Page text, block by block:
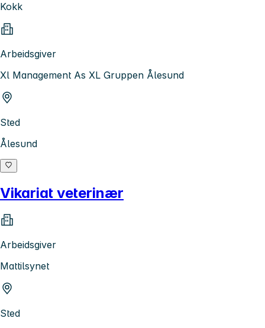
Kokk
Arbeidsgiver
Xl Management As XL Gruppen Ålesund
Sted
Ålesund
Vikariat veterinær
Arbeidsgiver
Mattilsynet
Sted